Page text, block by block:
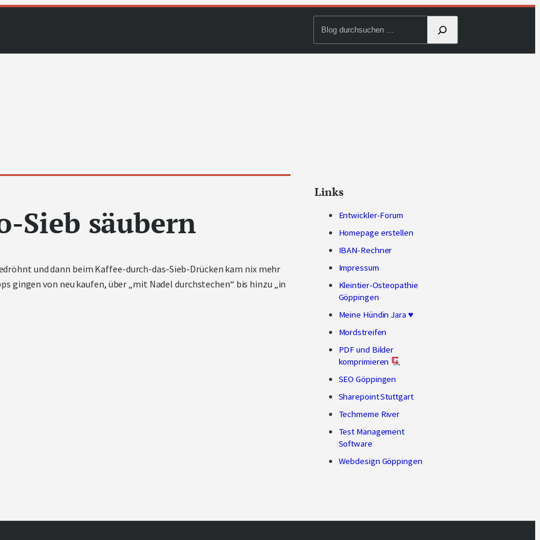
durchsuchen
Sieb säubern
und dann beim Kaffee-durch-das-Sieb-Drücken kam nix mehr
gingen von neu kaufen, über „mit Nadel durchstechen“ bis hinzu „in
Links
Entwickler-Forum
Homepage erstellen
IBAN-Rechner
Impressum
Kleintier-Osteopathie
Göppingen
Meine Hündin Jara ♥
Mordstreifen
PDF und Bilder
komprimieren
SEO Göppingen
Sharepoint Stuttgart
Techmeme River
Test Management
Software
Webdesign Göppingen